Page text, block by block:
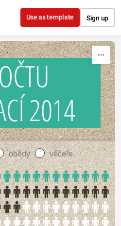
to content
Use as template Sign up
2014
obědy věčeře